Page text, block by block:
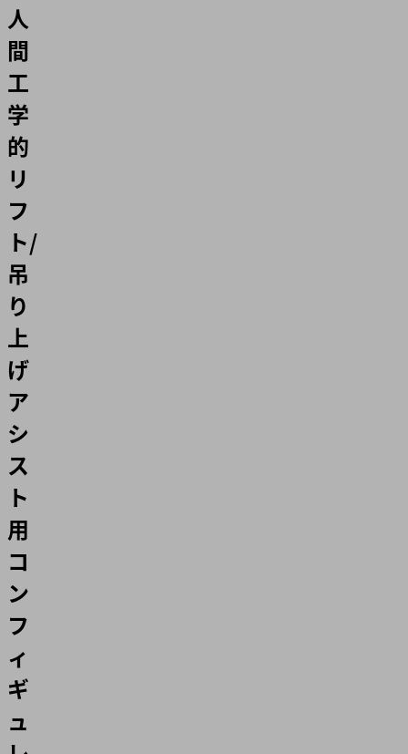
人
間
工
学
的
リ
フ
ト/
吊
り
上
げ
ア
シ
ス
ト
用
コ
ン
フ
ィ
ギ
ュ